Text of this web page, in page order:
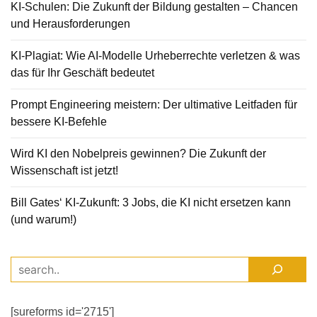
KI-Schulen: Die Zukunft der Bildung gestalten – Chancen
und Herausforderungen
KI-Plagiat: Wie AI-Modelle Urheberrechte verletzen & was
das für Ihr Geschäft bedeutet
Prompt Engineering meistern: Der ultimative Leitfaden für
bessere KI-Befehle
Wird KI den Nobelpreis gewinnen? Die Zukunft der
Wissenschaft ist jetzt!
Bill Gates‘ KI-Zukunft: 3 Jobs, die KI nicht ersetzen kann
(und warum!)
[sureforms id='2715']